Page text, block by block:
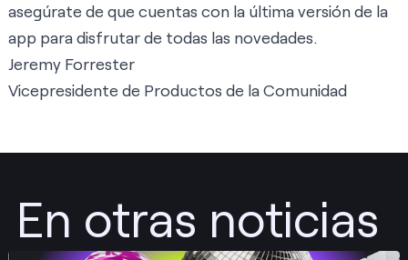
asegúrate de que cuentas con la última versión de la
app para disfrutar de todas las novedades.
Jeremy Forrester
Vicepresidente de Productos de la Comunidad
En otras noticias